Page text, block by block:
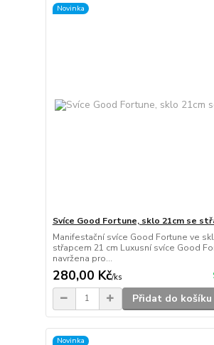
Novinka
Svíce Good Fortune, sklo 21cm se
Manifestační svíce Good Fortune ve
střapcem 21 cm Luxusní svíce Good
navržena pro...
280,00 Kč/ks
Přidat do košíku
Novinka